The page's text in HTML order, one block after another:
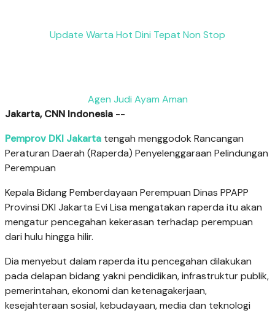
Update Warta Hot Dini Tepat Non Stop
Agen Judi Ayam Aman
Jakarta, CNN Indonesia --
Pemprov DKI Jakarta tengah menggodok Rancangan
Peraturan Daerah (Raperda) Penyelenggaraan Pelindungan
Perempuan
Kepala Bidang Pemberdayaan Perempuan Dinas PPAPP
Provinsi DKI Jakarta Evi Lisa mengatakan raperda itu akan
mengatur pencegahan kekerasan terhadap perempuan
dari hulu hingga hilir.
Dia menyebut dalam raperda itu pencegahan dilakukan
pada delapan bidang yakni pendidikan, infrastruktur publik,
pemerintahan, ekonomi dan ketenagakerjaan,
kesejahteraan sosial, kebudayaan, media dan teknologi